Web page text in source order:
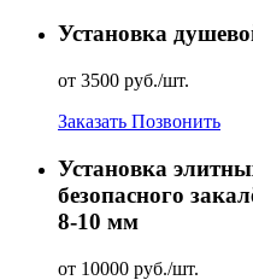
Установка
от 3500 руб./шт.
Заказать Позвонить
Установка
безопасного
8-10 мм
от 10000 руб./шт.